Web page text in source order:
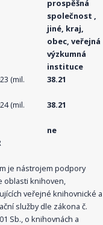
prospěšná
společnost ,
jiné, kraj,
obec, veřejná
výzkumná
instituce
(mil.
38.21
(mil.
38.21
ne
je nástrojem podpory
oblasti knihoven,
veřejné knihovnické a
služby dle zákona č.
Sb., o knihovnách a